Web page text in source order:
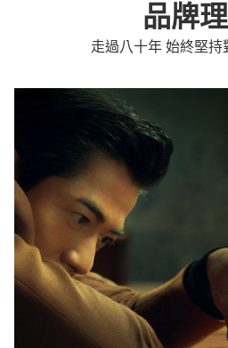
品牌
走過八十年 始終堅持